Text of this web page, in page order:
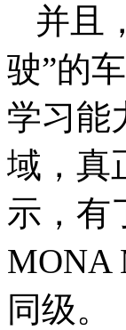
并且
驶”的
学习能
域，真
示，有
MONA
同级。